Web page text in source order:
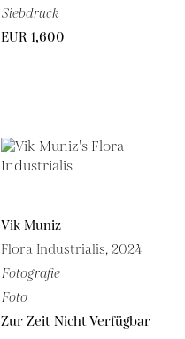
Siebdruck
EUR 1,600
Vik Muniz
Flora Industrialis, 2024
Fotografie
Foto
Zur Zeit Nicht Verfügbar